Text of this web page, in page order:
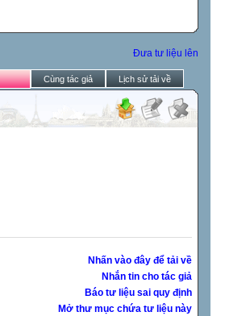
Đưa tư liệu lên
Cùng tác giả Lịch sử tải về
Nhấn vào đây để tải về
Nhắn tin cho tác giả
Báo tư liệu sai quy định
Mở thư mục chứa tư liệu này